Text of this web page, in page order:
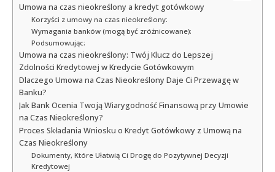
Umowa na czas nieokreślony a kredyt gotówkowy
Korzyści z umowy na czas nieokreślony:
Wymagania banków (mogą być zróżnicowane):
Podsumowując:
Umowa na czas nieokreślony: Twój Klucz do Lepszej
Zdolności Kredytowej w Kredycie Gotówkowym
Dlaczego Umowa na Czas Nieokreślony Daje Ci Przewagę w
Banku?
Jak Bank Ocenia Twoją Wiarygodność Finansową przy Umowie
na Czas Nieokreślony?
Proces Składania Wniosku o Kredyt Gotówkowy z Umową na
Czas Nieokreślony
Dokumenty, Które Ułatwią Ci Drogę do Pozytywnej Decyzji
Kredytowej